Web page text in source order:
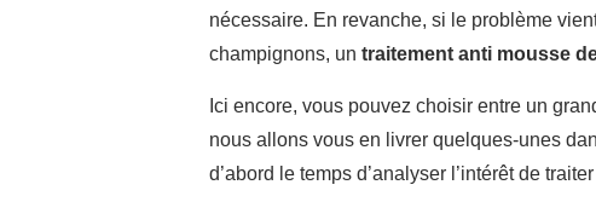
nécessaire. En revanche, si le problème
champignons, un traitement anti mousse
Ici encore, vous pouvez choisir entre un
nous allons vous en livrer quelques-unes
d’abord le temps d’analyser l’intérêt de